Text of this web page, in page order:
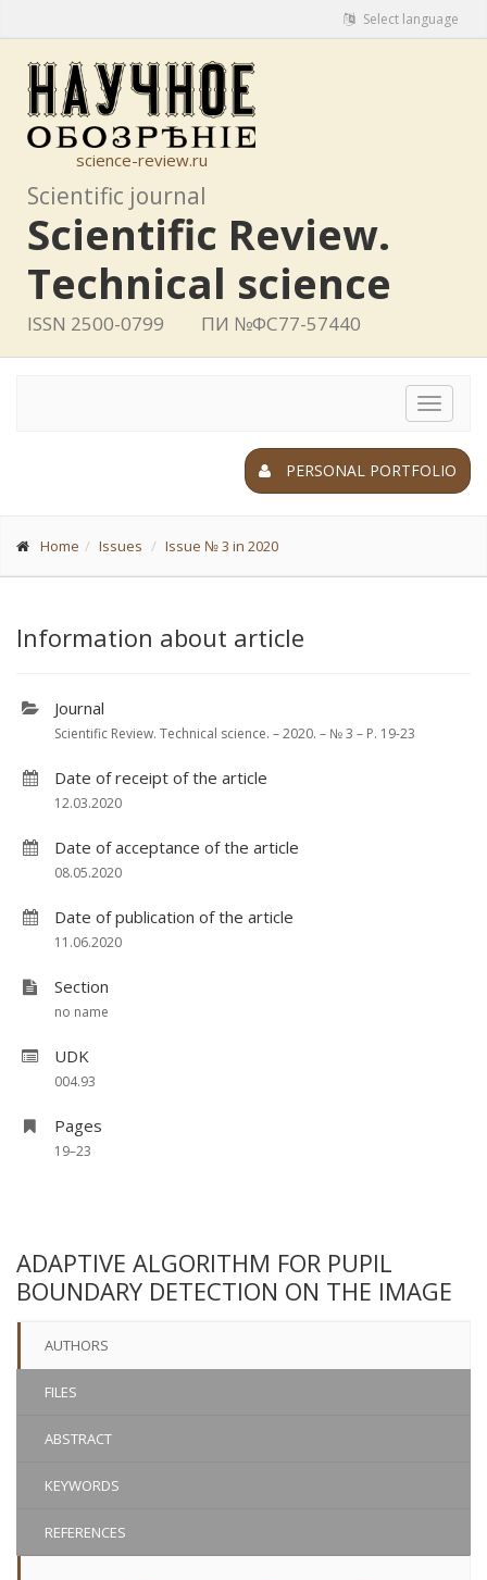
Select language
science-review.ru
Scientific journal
Scientific Review.
Technical science
ISSN 2500-0799 ПИ №ФС77-57440
Toggle
PERSONAL PORTFOLIO
Home Issues Issue № 3 in 2020
Information about article
Journal
Scientific Review. Technical science. – 2020. – № 3 – P. 19-23
Date of receipt of the article
12.03.2020
Date of acceptance of the article
08.05.2020
Date of publication of the article
11.06.2020
Section
no name
UDK
004.93
Pages
19–23
ADAPTIVE ALGORITHM FOR PUPIL
BOUNDARY DETECTION ON THE IMAGE
AUTHORS
FILES
ABSTRACT
KEYWORDS
REFERENCES